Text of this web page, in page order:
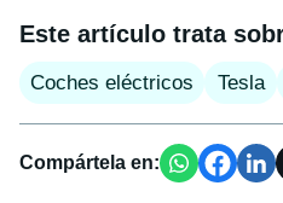
Este artículo trata
Coches eléctricos Tesla
Compártela en: